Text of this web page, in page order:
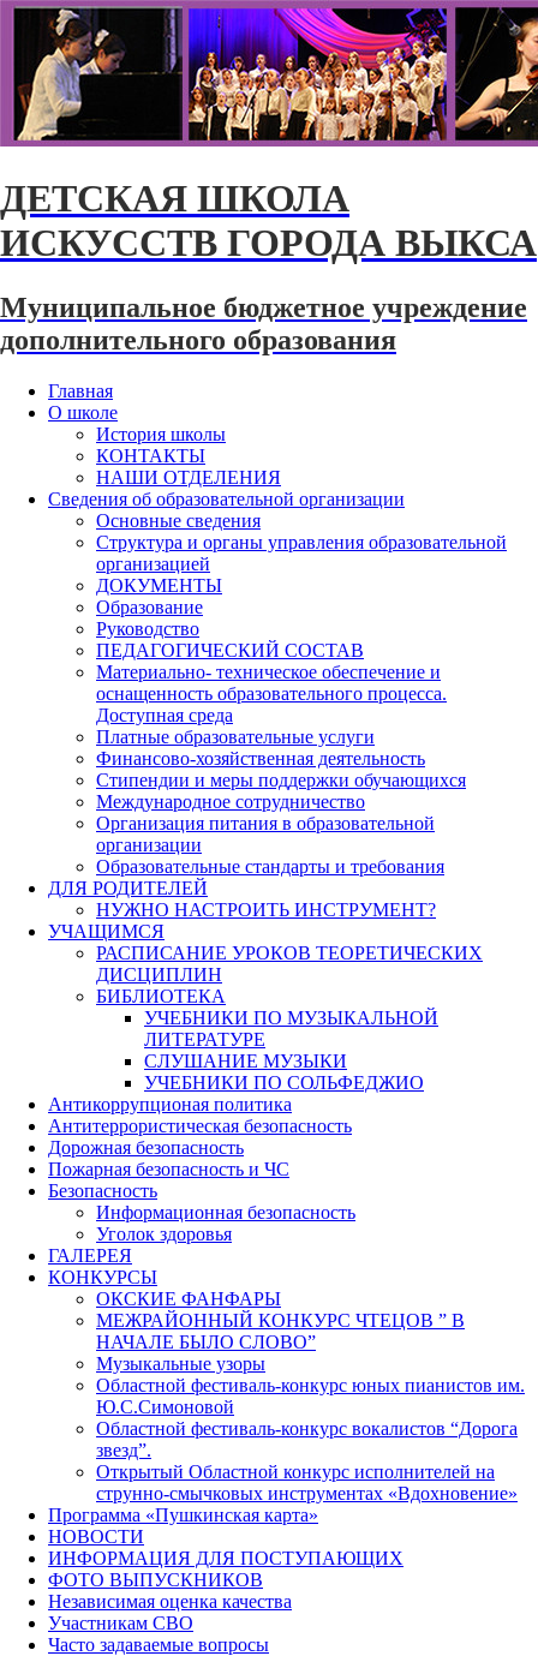
ДЕТСКАЯ ШКОЛА
ИСКУССТВ ГОРОДА ВЫКСА
Муниципальное бюджетное учреждение
дополнительного образования
Главная
О школе
История школы
КОНТАКТЫ
НАШИ ОТДЕЛЕНИЯ
Сведения об образовательной организации
Основные сведения
Структура и органы управления образовательной
организацией
ДОКУМЕНТЫ
Образование
Руководство
ПЕДАГОГИЧЕСКИЙ СОСТАВ
Материально- техническое обеспечение и
оснащенность образовательного процесса.
Доступная среда
Платные образовательные услуги
Финансово-хозяйственная деятельность
Стипендии и меры поддержки обучающихся
Международное сотрудничество
Организация питания в образовательной
организации
Образовательные стандарты и требования
ДЛЯ РОДИТЕЛЕЙ
НУЖНО НАСТРОИТЬ ИНСТРУМЕНТ?
УЧАЩИМСЯ
РАСПИСАНИЕ УРОКОВ ТЕОРЕТИЧЕСКИХ
ДИСЦИПЛИН
БИБЛИОТЕКА
УЧЕБНИКИ ПО МУЗЫКАЛЬНОЙ
ЛИТЕРАТУРЕ
СЛУШАНИЕ МУЗЫКИ
УЧЕБНИКИ ПО СОЛЬФЕДЖИО
Антикоррупционая политика
Антитеррористическая безопасность
Дорожная безопасность
Пожарная безопасность и ЧС
Безопасность
Информационная безопасность
Уголок здоровья
ГАЛЕРЕЯ
КОНКУРСЫ
ОКСКИЕ ФАНФАРЫ
МЕЖРАЙОННЫЙ КОНКУРС ЧТЕЦОВ ” В
НАЧАЛЕ БЫЛО СЛОВО”
Музыкальные узоры
Областной фестиваль-конкурс юных пианистов им.
Ю.С.Симоновой
Областной фестиваль-конкурс вокалистов “Дорога
звезд”.
Открытый Областной конкурс исполнителей на
струнно-смычковых инструментах «Вдохновение»
Программа «Пушкинская карта»
НОВОСТИ
ИНФОРМАЦИЯ ДЛЯ ПОСТУПАЮЩИХ
ФОТО ВЫПУСКНИКОВ
Независимая оценка качества
Участникам СВО
Часто задаваемые вопросы